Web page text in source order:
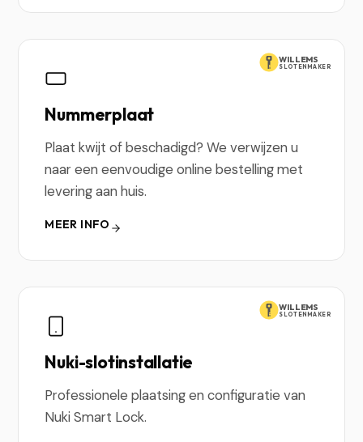
WILLEMS
SLOTENMAKER
Nummerplaat
Plaat kwijt of beschadigd? We verwijzen u
naar een eenvoudige online bestelling met
levering aan huis.
MEER INFO
WILLEMS
SLOTENMAKER
Nuki-slotinstallatie
Professionele plaatsing en configuratie van
Nuki Smart Lock.